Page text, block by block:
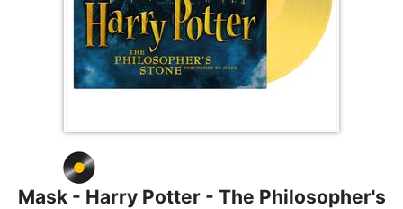
Mask - Harry Potter - The Philosopher's